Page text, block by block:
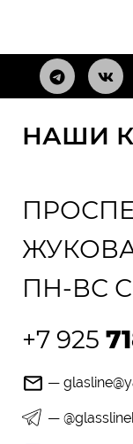
НАШИ
ПН-ВС С
+7 925
—
—